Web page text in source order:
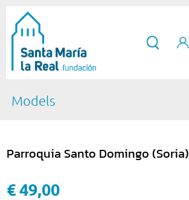
Models
Parroquia Santo Domingo (Soria)
€ 49,00